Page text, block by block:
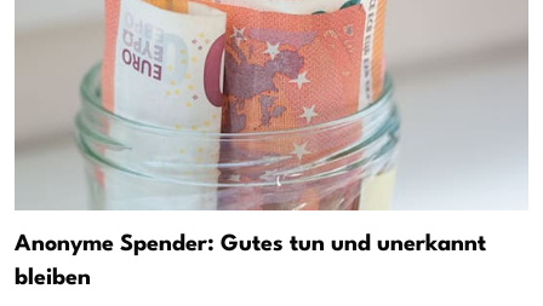
Anonyme Spender: Gutes tun und unerkannt
bleiben